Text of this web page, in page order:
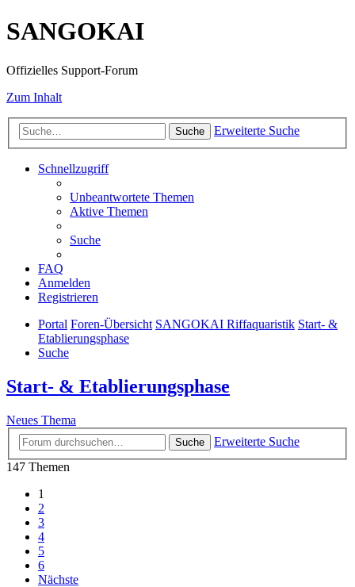
SANGOKAI
Offizielles Support-Forum
Zum Inhalt
Suche Erweiterte Suche
Schnellzugriff
Unbeantwortete Themen
Aktive Themen
Suche
FAQ
Anmelden
Registrieren
Portal Foren-Übersicht SANGOKAI Riffaquaristik Start- &
Etablierungsphase
Suche
Start- & Etablierungsphase
Neues Thema
Suche
Erweiterte Suche
147 Themen
1
2
3
4
5
6
Nächste